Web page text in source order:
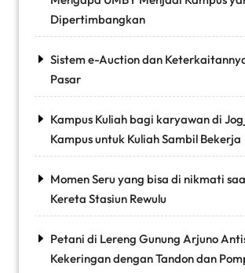
Dipertimbangkan
Sistem e-Auction dan
Pasar
Kampus Kuliah bagi karyawan di
Kampus untuk Kuliah Sambil Bekerja
Momen Seru yang bisa di nikmati
Kereta Stasiun Rewulu
Petani di Lereng Gunung Arjuno
Kekeringan dengan Tandon dan